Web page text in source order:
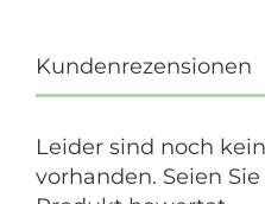
Kundenrezensionen
Leider sind noch
vorhanden. Seien